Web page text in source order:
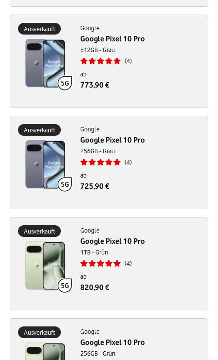
Ausverkauft Google
Google Pixel 10 Pro
512GB - Grau
4
ab
773,90 €
Ausverkauft Google
Google Pixel 10 Pro
256GB - Grau
4
ab
725,90 €
Ausverkauft Google
Google Pixel 10 Pro
1TB - Grün
4
ab
820,90 €
Ausverkauft Google
Google Pixel 10 Pro
256GB - Grün